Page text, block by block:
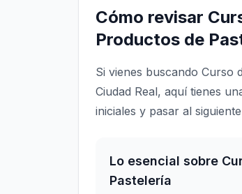
Cómo revisar
Productos de
Si vienes buscando Curso
Ciudad Real, aquí tienes
iniciales y pasar al
Lo esencial sobre
Pastelería